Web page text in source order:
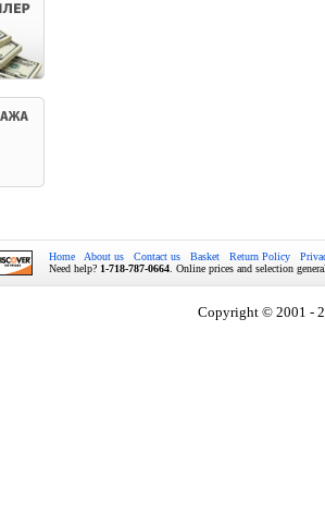
Home About us Contact us Basket Return Policy
Need help? 1-718-787-0664 . Online prices and selection
Copyright © 2001 -